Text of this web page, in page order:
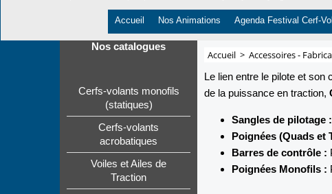
Accueil Nos Animations Agenda Festival Cerf-
Nos catalogues
Cerfs-volants monofils
(statiques)
Cerfs-volants
acrobatiques
Voiles et Ailes de
Traction
Accueil > Accessoires -
Le lien entre le pilote et son
de la puissance en traction,
Sangles de pilotage :
Poignées (Quads et
Barres de contrôle :
Poignées Monofils :